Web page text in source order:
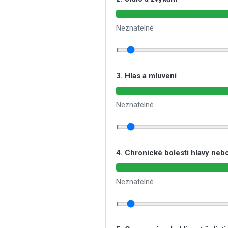
Neznatelné
3. Hlas a mluvení
Neznatelné
4. Chronické bolesti hlavy
Neznatelné